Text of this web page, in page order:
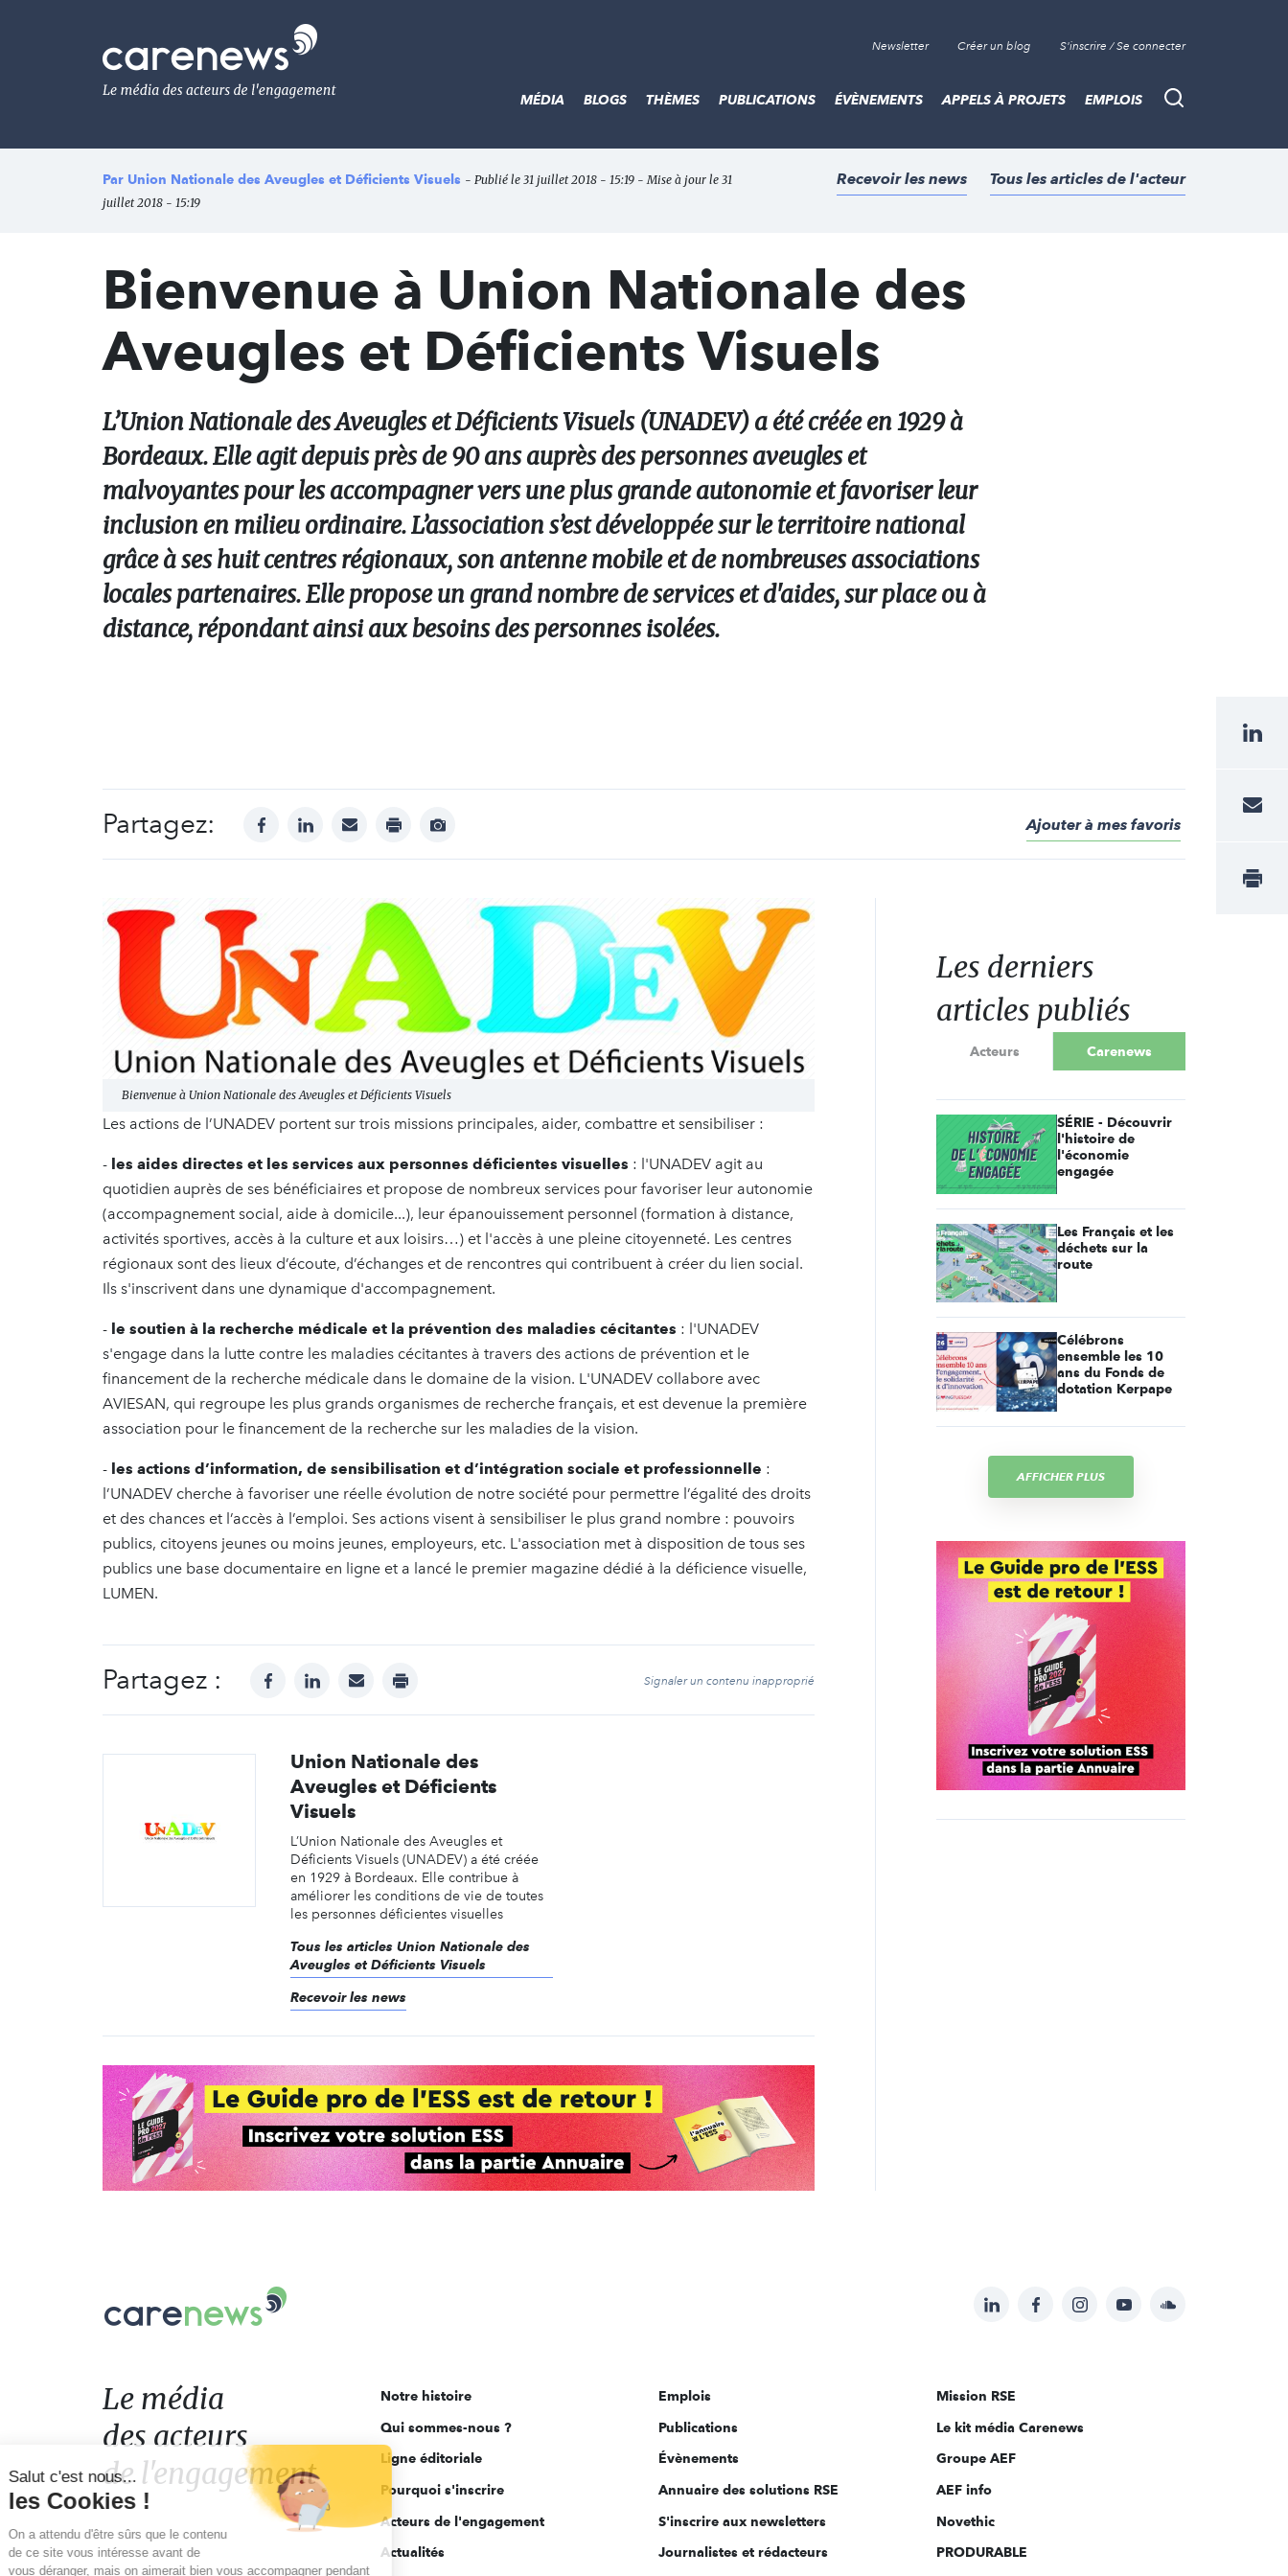
Le
média
de
l'engagement
Newsletter Créer un blog S'inscrire / Se connecter
Recherche
MÉDIA BLOGS THÈMES PUBLICATIONS ÉVÈNEMENTS APPELS À PROJETS EMPLOIS
Par Union Nationale des Aveugles et Déficients Visuels - Publié le 31 juillet 2018 - 15:19 - Mise à jour le 31
juillet 2018 - 15:19
Recevoir les news Tous les articles de l'acteur
Bienvenue à Union Nationale des
Aveugles et Déficients Visuels
L’Union Nationale des Aveugles et Déficients Visuels (UNADEV) a été créée en 1929 à
Bordeaux. Elle agit depuis près de 90 ans auprès des personnes aveugles et
malvoyantes pourles accompagner vers une plus grande autonomie et favoriser leur
inclusion en milieu ordinaire. L’association s’est développée sur le territoire national
grâce à ses huit centres régionaux, son antenne mobile et de nombreuses associations
locales partenaires. Elle propose un grand nombre de services et d'aides, sur place ou à
distance, répondant ainsi aux besoins des personnes isolées.
Partagez: facebooklinkedinmail print
Afficher
Ajouter à mes favoris
Bienvenue à Union Nationale des Aveugles et Déficients Visuels
Les actions de l’UNADEV portent sur trois missions principales, aider, combattre et sensibiliser :
- les aides directes et les services aux personnes déficientes visuelles : l'UNADEV agit au
quotidien auprès de ses bénéficiaires et propose de nombreux services pour favoriser leur autonomie
(accompagnement social, aide à domicile...), leur épanouissement personnel (formation à distance,
activités sportives, accès à la culture et aux loisirs…) et l'accès à une pleine citoyenneté. Les centres
régionaux sont des lieux d’écoute, d’échanges et de rencontres qui contribuent à créer du lien social.
Ils s'inscrivent dans une dynamique d'accompagnement.
- le soutien à la recherche médicale et la prévention des maladies cécitantes : l'UNADEV
s'engage dans la lutte contre les maladies cécitantes à travers des actions de prévention et le
financement de la recherche médicale dans le domaine de la vision. L'UNADEV collabore avec
AVIESAN, qui regroupe les plus grands organismes de recherche français, et est devenue la première
association pour le financement de la recherche sur les maladies de la vision.
- les actions d’information, de sensibilisation et d’intégration sociale et professionnelle :
l’UNADEV cherche à favoriser une réelle évolution de notre société pour permettre l’égalité des droits
et des chances et l’accès à l’emploi. Ses actions visent à sensibiliser le plus grand nombre : pouvoirs
publics, citoyens jeunes ou moins jeunes, employeurs, etc. L'association met à disposition de tous ses
publics une base documentaire en ligne et a lancé le premier magazine dédié à la déficience visuelle,
LUMEN.
Partagez : facebooklinkedinmail print Signaler un contenu inapproprié
Union Nationale des
Aveugles et Déficients
Visuels
L’Union Nationale des Aveugles et
Déficients Visuels (UNADEV) a été créée
en 1929 à Bordeaux. Elle contribue à
améliorer les conditions de vie de toutes
les personnes déficientes visuelles
Tous les articles Union Nationale des
Aveugles et Déficients Visuels
Recevoir les news
Les derniers
articles publiés
Acteurs Carenews
SÉRIE - Découvrir
l'histoire de
l'économie
engagée
Les Français et les
déchets sur la
route
Célébrons
ensemble les 10
ans du Fonds de
dotation Kerpape
AFFICHER PLUS
Suivez-
sur:
LinkedInFacebookInstagramYouTubeSoundcloud
Le
acteurs
de
l'engagement
Le média
des acteurs
de l'engagement
Notre histoire
Qui sommes-nous ?
Ligne éditoriale
Pourquoi s'inscrire
Acteurs de l'engagement
Actualités
Emplois
Publications
Évènements
Annuaire des solutions RSE
S'inscrire aux newsletters
Journalistes et rédacteurs
Mission RSE
Le kit média Carenews
Groupe AEF
AEF info
Novethic
PRODURABLE
Salut c'est nous...
les Cookies !
On a attendu d'être sûrs que le contenu
de ce site vous intéresse avant de
vous déranger, mais on aimerait bien vous accompagner pendant